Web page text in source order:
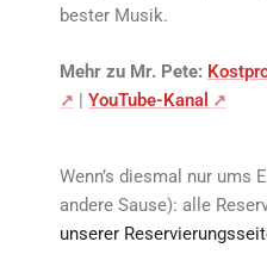
bester Musik.
Mehr zu Mr. Pete:
| YouTube-Kanal
Wenn’s diesmal nur ums
andere Sause): alle
unserer